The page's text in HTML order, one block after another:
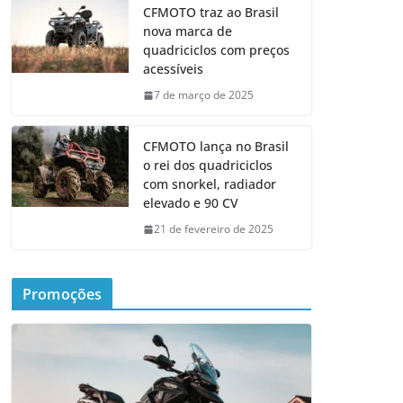
CFMOTO traz ao Brasil
nova marca de
quadriciclos com preços
acessíveis
7 de março de 2025
CFMOTO lança no Brasil
o rei dos quadriciclos
com snorkel, radiador
elevado e 90 CV
21 de fevereiro de 2025
Promoções